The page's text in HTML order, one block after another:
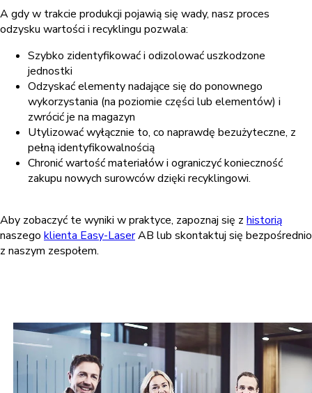
A gdy w trakcie produkcji pojawią się wady, nasz proces
odzysku wartości i recyklingu pozwala:
Szybko zidentyfikować i odizolować uszkodzone
jednostki
Odzyskać elementy nadające się do ponownego
wykorzystania (na poziomie części lub elementów) i
zwrócić je na magazyn
Utylizować wyłącznie to, co naprawdę bezużyteczne, z
pełną identyfikowalnością
Chronić wartość materiałów i ograniczyć konieczność
zakupu nowych surowców dzięki recyklingowi.
Aby zobaczyć te wyniki w praktyce, zapoznaj się z historią
naszego klienta Easy-LaserAB lub skontaktuj się bezpośrednio
z naszym zespołem.